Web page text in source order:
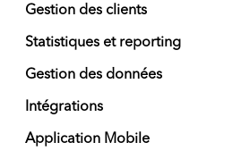
Gestion des clients
Statistiques et reporting
Gestion des données
Intégrations
Application Mobile